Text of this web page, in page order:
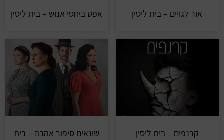
אור לגויים – בית ליסין אפס ביחסי אנוש – בית ליסין
קרנפים – בית ליסין
שונאים סיפור אהבה – בית